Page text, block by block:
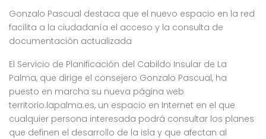
Gonzalo Pascual destaca que el nuevo espacio en la red
facilita a la ciudadanía el acceso y la consulta de
documentación actualizada
El Servicio de Planificación del Cabildo Insular de La
Palma, que dirige el consejero Gonzalo Pascual, ha
puesto en marcha su nueva página web
territorio.lapalma.es, un espacio en Internet en el que
cualquier persona interesada podrá consultar los planes
que definen el desarrollo de la isla y que afectan al